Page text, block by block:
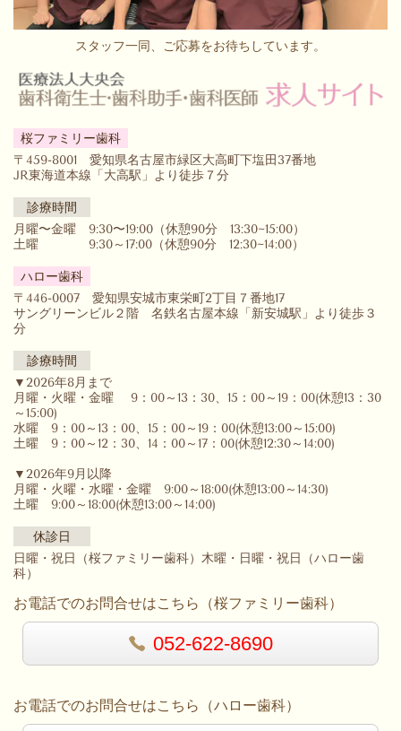
スタッフ一同、ご応募をお待ちしています。
桜ファミリー歯科
〒459-8001 愛知県名古屋市緑区大高町下塩田37番地
JR東海道本線「大高駅」より徒歩７分
診療時間
月曜〜金曜 9:30〜19:00（休憩90分 13:30~15:00）
土曜 9:30～17:00（休憩90分 12:30~14:00）
ハロー歯科
〒446-0007 愛知県安城市東栄町2丁目７番地17
サングリーンビル２階 名鉄名古屋本線「新安城駅」より徒歩３
分
診療時間
▼2026年8月まで
月曜・火曜・金曜 9：00～13：30、15：00～19：00(休憩13：30
～15:00)
水曜 9：00～13：00、15：00～19：00(休憩13:00～15:00)
土曜 9：00～12：30、14：00～17：00(休憩12:30～14:00)
▼2026年9月以降
月曜・火曜・水曜・金曜 9:00～18:00(休憩13:00～14:30)
土曜 9:00～18:00(休憩13:00～14:00)
休診日
日曜・祝日（桜ファミリー歯科）木曜・日曜・祝日（ハロー歯
科）
お電話でのお問合せはこちら（桜ファミリー歯科）
052-622-8690
お電話でのお問合せはこちら（ハロー歯科）